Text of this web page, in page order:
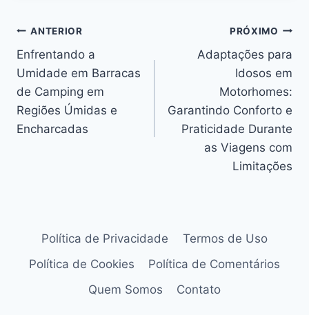
Navegação
de
Post
ANTERIOR
Enfrentando a
Umidade em Barracas
de Camping em
Regiões Úmidas e
Encharcadas
PRÓXIMO
Adaptações para
Idosos em
Motorhomes:
Garantindo Conforto e
Praticidade Durante
as Viagens com
Limitações
Política de Privacidade
Termos de Uso
Política de Cookies
Política de Comentários
Quem Somos
Contato